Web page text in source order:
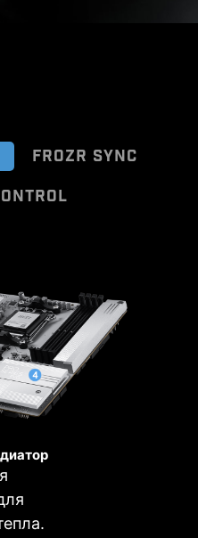
FROZR SYNC
и
кулеры и
Удобно
разъёмы,
разъем
и гармоничную
охлаждения.
комплексное
на всех
С помощью
настраивать
и
уровень шума
с
осуществлять
и